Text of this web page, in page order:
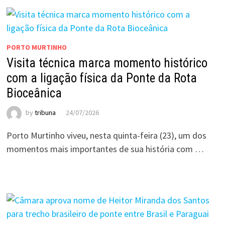
PORTO MURTINHO
Visita técnica marca momento histórico
com a ligação física da Ponte da Rota
Bioceânica
by tribuna 24/07/2026
Porto Murtinho viveu, nesta quinta-feira (23), um dos
momentos mais importantes de sua história com …